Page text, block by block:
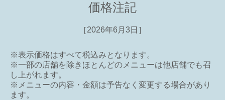
価格注記
［2026年6月3日］
※表示価格はすべて税込みとなります。
※一部の店舗を除きほとんどのメニューは他店舗でも召
し上がれます。
※メニューの内容・金額は予告なく変更する場合があり
ます。